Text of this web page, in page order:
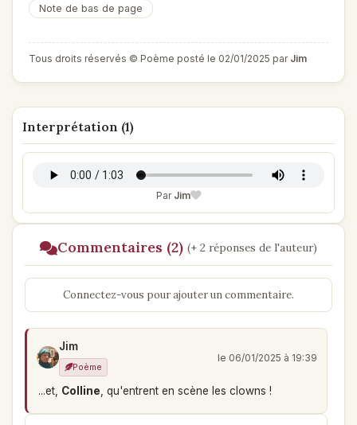
Note de bas de page
Tous droits réservés © Poème posté le 02/01/2025 par Jim
Interprétation (1)
Par Jim
Commentaires (2) (+ 2 réponses de l'auteur)
Connectez-vous pour ajouter un commentaire.
Jim
Poème
le 06/01/2025 à 19:39
...et, Colline , qu'entrent en scène les clowns !